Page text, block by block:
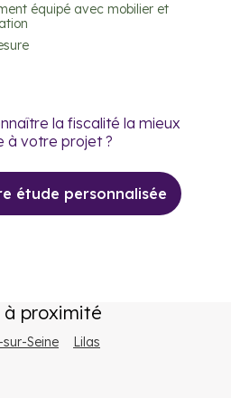
équipé avec mobilier et
la fiscalité la mieux
à votre projet ?
étude personnalisée
à proximité
Seine Lilas